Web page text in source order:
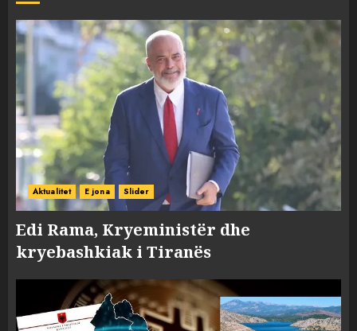
Aktualitet E jona Slider
Edi Rama, Kryeministër dhe
kryebashkiak i Tiranës